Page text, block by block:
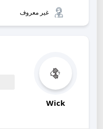
غير معروف
Wick